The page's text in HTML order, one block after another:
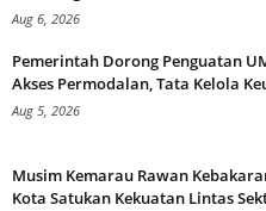
Aug 6, 2026
Pemerintah Dorong Penguatan
Akses Permodalan, Tata Kelola
Aug 5, 2026
Musim Kemarau Rawan
Kota Satukan Kekuatan Lintas